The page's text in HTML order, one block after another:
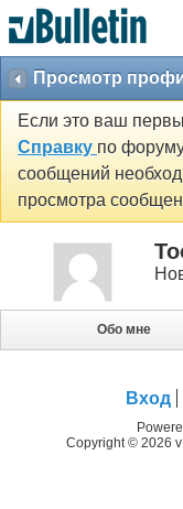
Просмотр
Если это ваш
Справку по
сообщений
просмотра
Обо мне
Вход
Copyright © 2026